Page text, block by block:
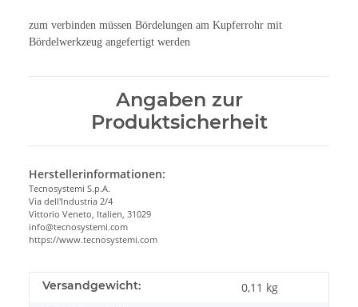
zum verbinden müssen Bördelungen am Kupferrohr mit
Bördelwerkzeug angefertigt werden
Angaben zur
Produktsicherheit
Herstellerinformationen:
Tecnosystemi S.p.A.
Via dell'Industria 2/4
Vittorio Veneto, Italien, 31029
info@tecnosystemi.com
https://www.tecnosystemi.com
Versandgewicht: 0,11 kg